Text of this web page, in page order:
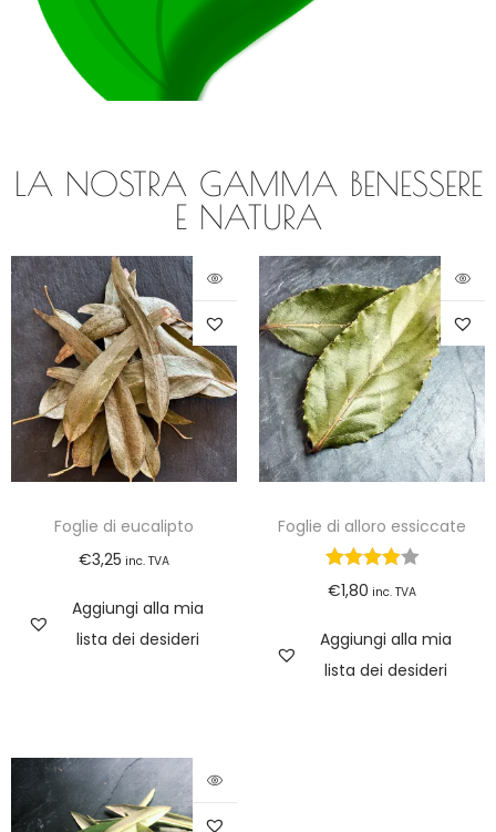
LA NOSTRA GAMMA BENESSERE
E NATURA
Foglie di eucalipto
€3,25 inc. TVA
Aggiungi alla mia
lista dei desideri
Foglie di alloro essiccate
€1,80 inc. TVA
Aggiungi alla mia
lista dei desideri